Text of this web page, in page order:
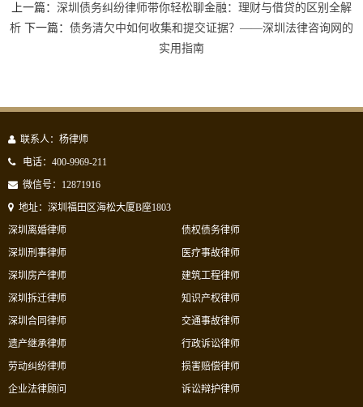
上一篇： 深圳债务纠纷律师带你轻松聊金融：理财与借贷的区别全解
析下一篇： 债务清欠中如何收集和提交证据？——深圳法律咨询网的
实用指南
联系人：杨律师
电话：400-9969-211
微信号：12871916
地址：深圳福田区海松大厦B座1803
深圳离婚律师
深圳刑事律师
深圳房产律师
深圳拆迁律师
债权债务律师
医疗事故律师
建筑工程律师
知识产权律师
深圳合同律师
遗产继承律师
劳动纠纷律师
企业法律顾问
交通事故律师
行政诉讼律师
损害赔偿律师
诉讼辩护律师